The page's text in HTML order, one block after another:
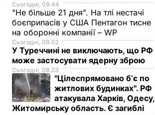
Сьогодні, 09.44
"Не більше 21 дня". На тлі нестачі
боєприпасів у США Пентагон тисне
на оборонні компанії – WP
Сьогодні, 09.02
У Туреччині не виключають, що РФ
може застосувати ядерну зброю
Сьогодні, 08.23
"Цілеспрямовано бʼє по
житлових будинках". РФ
атакувала Харків, Одесу,
Житомирську область. Є загиблі